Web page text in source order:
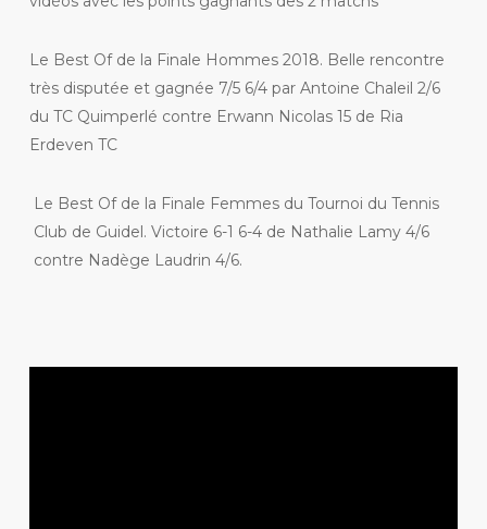
Le Best Of de la Finale Hommes 2018. Belle rencontre
très disputée et gagnée 7/5 6/4 par Antoine Chaleil 2/6
du TC Quimperlé contre Erwann Nicolas 15 de Ria
Erdeven TC
Le Best Of de la Finale Femmes du Tournoi du Tennis
Club de Guidel. Victoire 6-1 6-4 de Nathalie Lamy 4/6
contre Nadège Laudrin 4/6.